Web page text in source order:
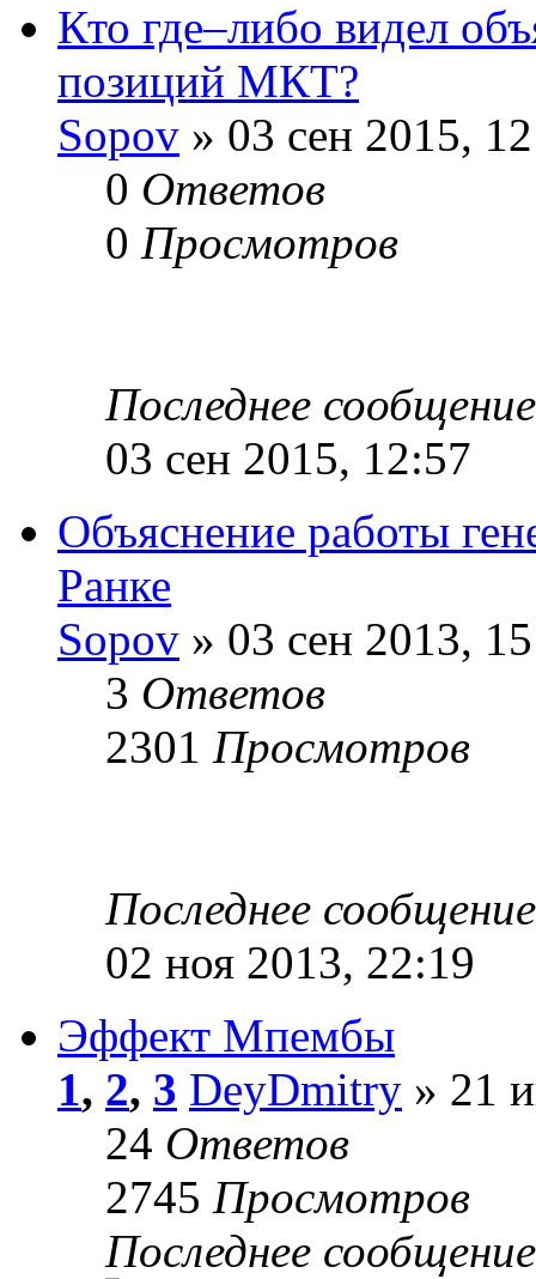
Кто где–либо видел
позиций МКТ?
Sopov » 03 сен 2015,
0 Ответов
0 Просмотров
Последнее
03 сен 2015, 12:57
Объяснение работы
Ранке
Sopov » 03 сен 2013,
3 Ответов
2301 Просмотров
Последнее
02 ноя 2013, 22:19
Эффект Мпембы
1, 2, 3 DeyDmitry » 21
24 Ответов
2745 Просмотров
Последнее